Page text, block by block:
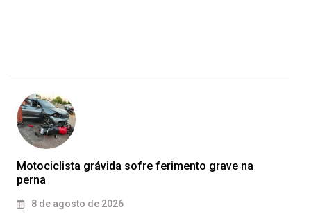
Motociclista grávida sofre ferimento grave na
perna
8 de agosto de 2026